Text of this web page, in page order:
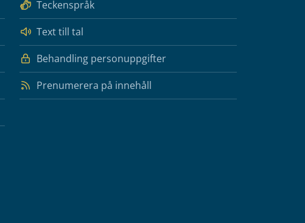
Teckenspråk
Text till tal
Behandling personuppgifter
Prenumerera på innehåll